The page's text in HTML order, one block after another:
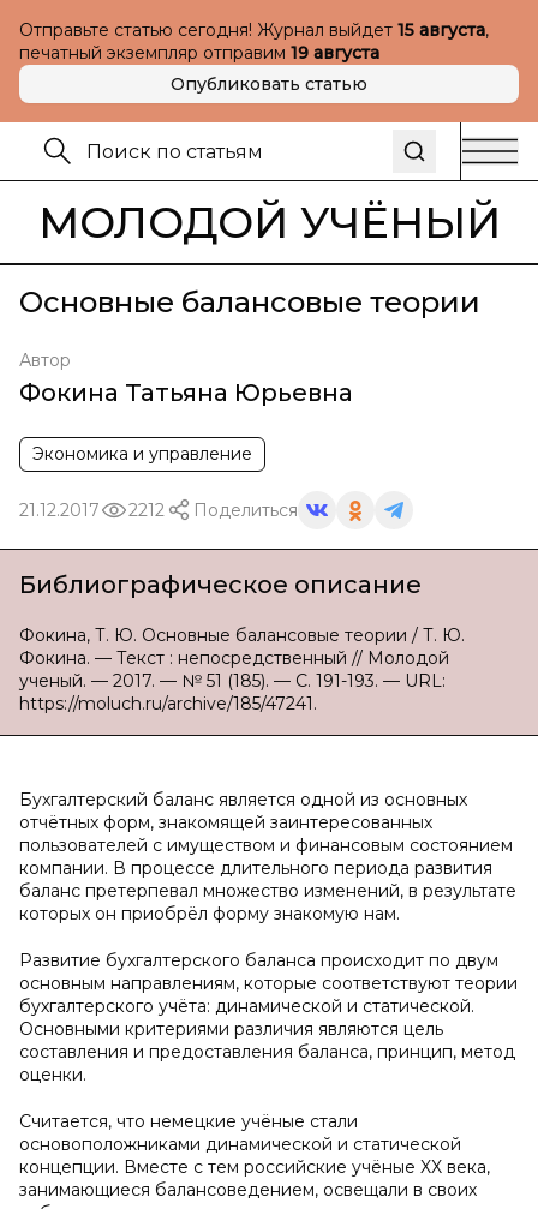
Отправьте статью сегодня! Журнал выйдет 15 августа,
печатный экземпляр отправим 19 августа
Опубликовать статью
МОЛОДОЙ УЧЁНЫЙ
Основные балансовые теории
Автор
Фокина Татьяна Юрьевна
Экономика и управление
21.12.2017 2212 Поделиться
Библиографическое описание
Фокина, Т. Ю. Основные балансовые теории / Т. Ю.
Фокина. — Текст : непосредственный // Молодой
ученый. — 2017. — № 51 (185). — С. 191-193. — URL:
https://moluch.ru/archive/185/47241.
Бухгалтерский баланс является одной из основных
отчётных форм, знакомящей заинтересованных
пользователей с имуществом и финансовым состоянием
компании. В процессе длительного периода развития
баланс претерпевал множество изменений, в результате
которых он приобрёл форму знакомую нам.
Развитие бухгалтерского баланса происходит по двум
основным направлениям, которые соответствуют теории
бухгалтерского учёта: динамической и статической.
Основными критериями различия являются цель
составления и предоставления баланса, принцип, метод
оценки.
Считается, что немецкие учёные стали
основоположниками динамической и статической
концепции. Вместе с тем российские учёные XX века,
занимающиеся балансоведением, освещали в своих